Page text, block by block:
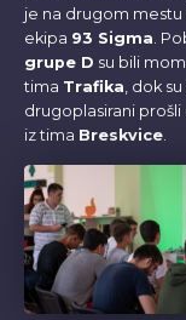
je na drugom mestu
ekipa 93 Sigma .
grupe D su bili
tima Trafika , dok
drugoplasirani
iz tima Breskvice